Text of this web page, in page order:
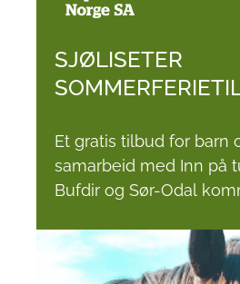
SJØLISETER
Et gratis tilbud for barn
samarbeid med Inn på
Bufdir ogSør-Odal